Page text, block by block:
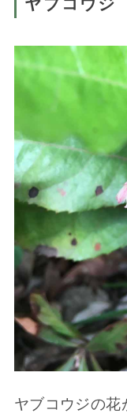
ヤブコウジ
ヤブコウジの花